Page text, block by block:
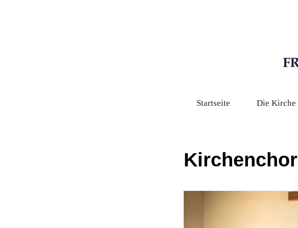
Startseite Die Kirche
Kirchenchor